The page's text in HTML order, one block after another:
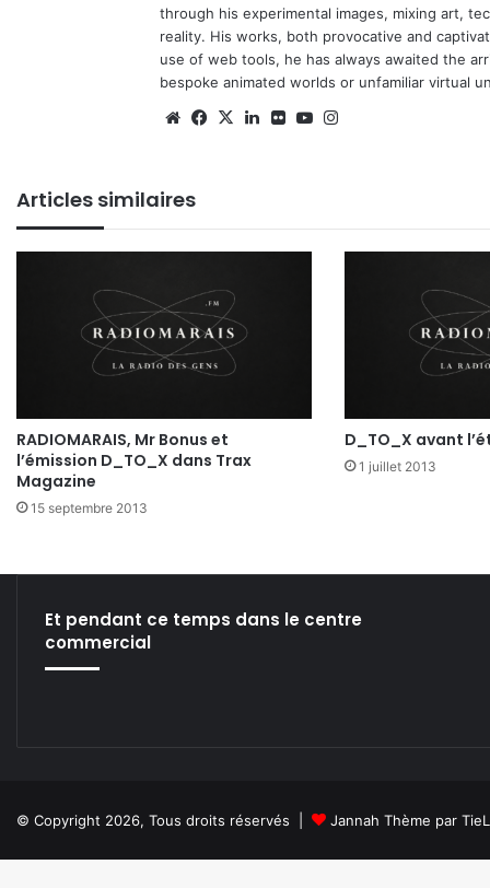
through his experimental images, mixing art,
reality. His works, both provocative and
use of web tools, he has always awaited the
bespoke animated worlds or unfamiliar virtual
We Fa
X
Lin Fli Yo
Articles similaires
RADIOMARAIS, Mr Bonus et
l’émission D_TO_X dans Trax
Magazine
15 septembre 2013
D_TO_X avant
1 juillet 2013
Et pendant ce temps dans le centre
commercial
© Copyright 2026, Tous droits réservés | Jannah Thème par